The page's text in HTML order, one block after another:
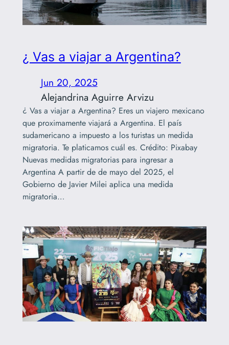
¿ Vas a viajar a Argentina?
Jun 20, 2025
Alejandrina Aguirre Arvizu
¿ Vas a viajar a Argentina? Eres un viajero mexicano
que proximamente viajará a Argentina. El país
sudamericano a impuesto a los turistas un medida
migratoria. Te platicamos cuál es. Crédito: Pixabay
Nuevas medidas migratorias para ingresar a
Argentina A partir de de mayo del 2025, el
Gobierno de Javier Milei aplica una medida
migratoria…